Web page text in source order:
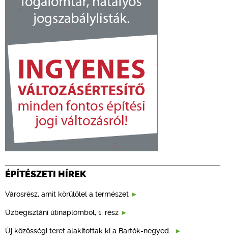
ÉPÍTÉSZETI HÍREK
Városrész, amit körülölel a természet
Üzbegisztáni útinaplómból, 1. rész
Új közösségi teret alakítottak ki a Bartók-negyed…